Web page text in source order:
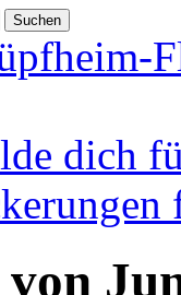
dich
von